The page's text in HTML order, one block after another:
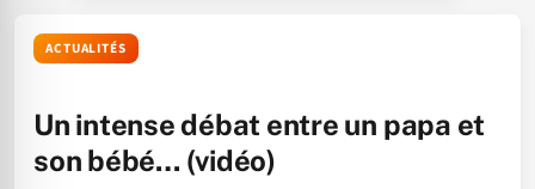
ACTUALITÉS
Un intense débat entre un papa et
son bébé… (vidéo)